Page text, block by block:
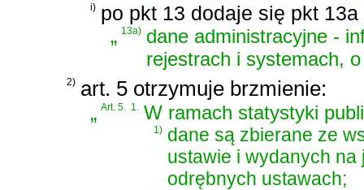
i) po pkt 13 dodaje się pkt
„13a) dane administracyjne -
rejestrach i systemach,
2) art. 5 otrzymuje brzmienie:
„Art. 5. 1. W ramach statystyki
1) dane są zbierane ze
ustawie i wydanych
odrębnych ustawach;